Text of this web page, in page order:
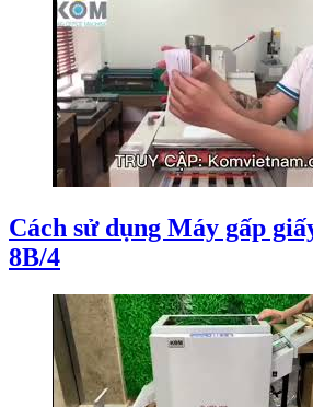
Cách sử dụng Máy gấp
8B/4